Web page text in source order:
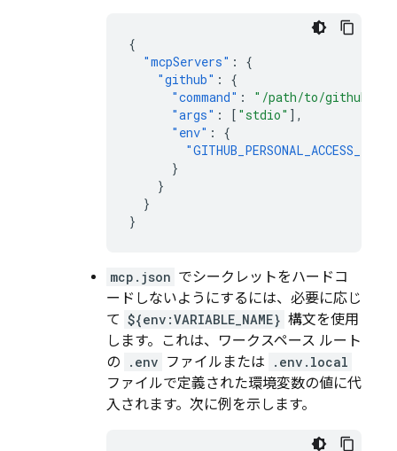
{
"mcpServers" :
{
"github" :
{
"command" :
"/path/to/github-
"args" : [ "stdio" ],
"env" :
{
}
}
}
}
mcp.json でシークレットをハードコ
ードしないようにするには、必要に応じ
て ${env:VARIABLE_NAME} 構文を使用
します。これは、ワークスペース ルート
の
.env ファイルまたは .env.local
ファイルで定義された環境変数の値に代
入されます。次に例を示します。